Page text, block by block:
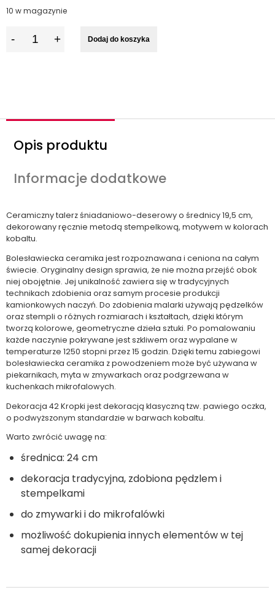
10 w magazynie
Dodaj do koszyka
Opis produktu
Informacje dodatkowe
Ceramiczny talerz śniadaniowo-deserowy o średnicy 19,5 cm,
dekorowany ręcznie metodą stempelkową, motywem w kolorach
kobaltu.
Bolesławiecka ceramika jest rozpoznawana i ceniona na całym
świecie. Oryginalny design sprawia, że nie można przejść obok
niej obojętnie. Jej unikalność zawiera się w tradycyjnych
technikach zdobienia oraz samym procesie produkcji
kamionkowych naczyń. Do zdobienia malarki używają pędzelków
oraz stempli o różnych rozmiarach i kształtach, dzięki którym
tworzą kolorowe, geometryczne dzieła sztuki. Po pomalowaniu
każde naczynie pokrywane jest szkliwem oraz wypalane w
temperaturze 1250 stopni przez 15 godzin. Dzięki temu zabiegowi
bolesławiecka ceramika z powodzeniem może być używana w
piekarnikach, myta w zmywarkach oraz podgrzewana w
kuchenkach mikrofalowych.
Dekoracja 42 Kropki jest dekoracją klasyczną tzw. pawiego oczka,
o podwyższonym standardzie w barwach kobaltu.
Warto zwrócić uwagę na:
średnica: 24 cm
dekoracja tradycyjna, zdobiona pędzlem i
stempelkami
do zmywarki i do mikrofalówki
możliwość dokupienia innych elementów w tej
samej dekoracji